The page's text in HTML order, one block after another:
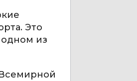
Это
одном из